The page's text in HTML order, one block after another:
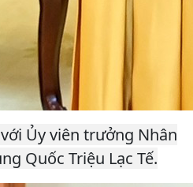
Ủy viên trưởng Nhân
Quốc Triệu Lạc Tế.